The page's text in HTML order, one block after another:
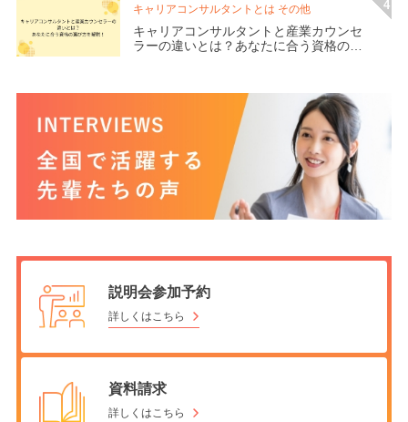
キャリアコンサルタントとは その他
キャリアコンサルタントと産業カウンセ
ラーの違いとは？あなたに合う資格の選
説明会参加予約
詳しくはこちら
資料請求
詳しくはこちら